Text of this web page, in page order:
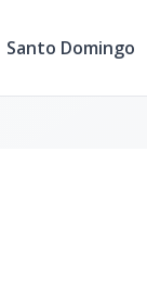
Santo Domingo